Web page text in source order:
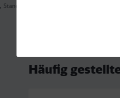
2026-08-06 00:54
Häufig